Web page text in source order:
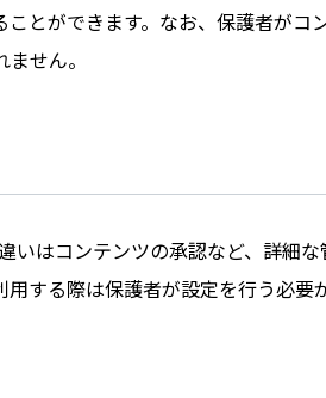
とができます。なお、保護者がコ
せん。
いはコンテンツの承認など、詳細な
する際は保護者が設定を行う必要